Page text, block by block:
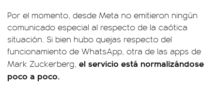
Por el momento, desde Meta no emitieron ningún
comunicado especial al respecto de la caótica
situación. Si bien hubo quejas respecto del
funcionamiento de WhatsApp, otra de las apps de
Mark Zuckerberg, el servicio está normalizándose
poco a poco.